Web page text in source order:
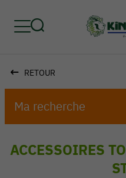
RETOUR
Ma recherche
ACCESSOIRES